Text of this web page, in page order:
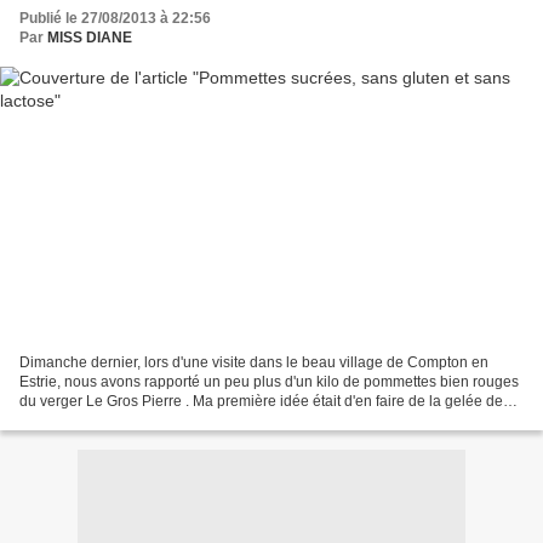
Publié le 27/08/2013 à 22:56
Par MISS DIANE
Dimanche dernier, lors d'une visite dans le beau village de Compton en
Estrie, nous avons rapporté un peu plus d'un kilo de pommettes bien rouges
du verger Le Gros Pierre . Ma première idée était d'en faire de la gelée de